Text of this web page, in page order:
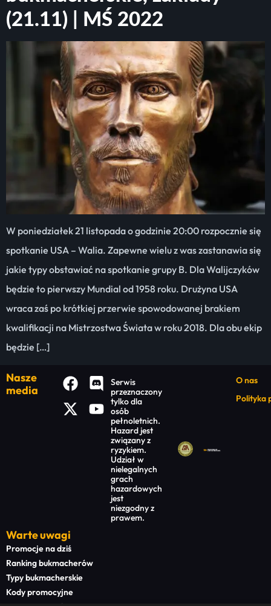
(21.11) | MŚ 2022
W poniedziałek 21 listopada o godzinie 20:00 rozpocznie się
spotkanie USA – Walia. Zapewne wielu z was zastanawia się
jakie typy obstawiać na spotkanie grupy B. Dla Walijczyków
będzie to pierwszy Mundial od 1958 roku. Drużyna USA
wraca zaś po krótkiej przerwie spowodowanej brakiem
kwalifikacji na Mistrzostwa Świata w roku 2018. Dla obu ekip
będzie […]
Nasze
media
Serwis
przeznaczony
tylko dla
osób
pełnoletnich.
Hazard jest
związany z
ryzykiem.
Udział w
nielegalnych
grach
hazardowych
jest
niezgodny z
prawem.
O nas
Polityka
Warte uwagi
Promocje na dziś
Ranking bukmacherów
Typy bukmacherskie
Kody promocyjne